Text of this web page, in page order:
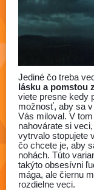
Jediné čo treba
lásku a pomstou
viete presne kedy
možnosť, aby sa
Vás miloval. V
nahovárate si
vytrvalo stopujete
čo chcete je, aby
nohách. Túto
takýto obsesívni
mága, ale čiernu
rozdielne veci.